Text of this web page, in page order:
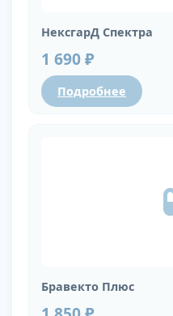
НексгарД Спектра
1 690 ₽
Подробнее
Бравекто Плюс